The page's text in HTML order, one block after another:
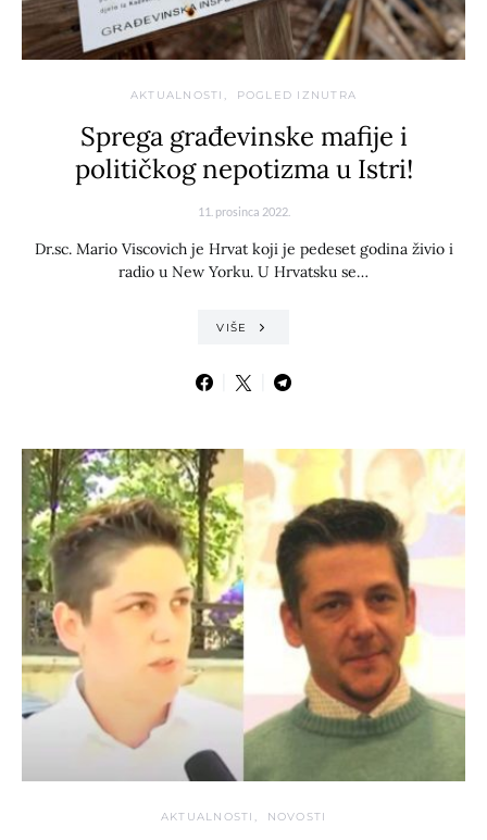
AKTUALNOSTI POGLED IZNUTRA
Sprega građevinske mafije i
političkog nepotizma u Istri!
11. prosinca 2022.
Dr.sc. Mario Viscovich je Hrvat koji je pedeset godina živio i
radio u New Yorku. U Hrvatsku se…
VIŠE
AKTUALNOSTI NOVOSTI